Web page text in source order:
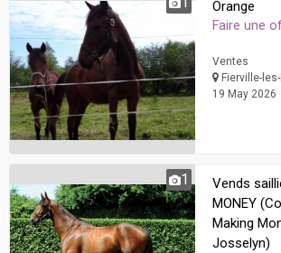
Orange
Faire une
Ventes
Fierville-
19 May 2026
1
Vends
MONEY
Making
Josselyn)